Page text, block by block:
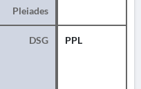
Pleiades
DSG PPL